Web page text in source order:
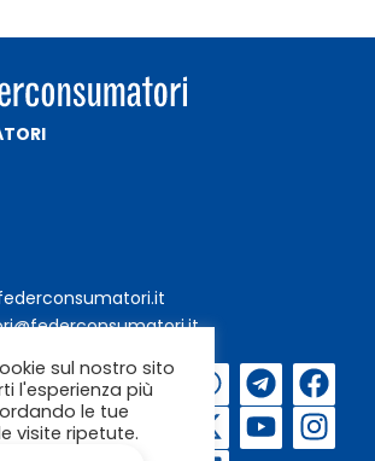
Iscriviti alla
newsletter
sul nostro sito
l'esperienza più
le tue
visite ripetute.